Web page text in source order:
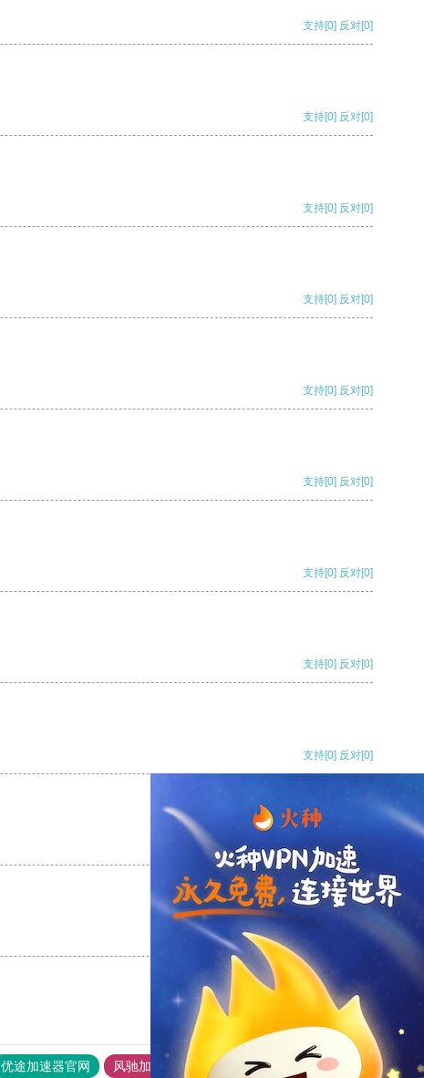
支持[0] 反对[0]
支持[0] 反对[0]
支持[0] 反对[0]
支持[0] 反对[0]
支持[0] 反对[0]
支持[0] 反对[0]
支持[0] 反对[0]
支持[0] 反对[0]
支持[0] 反对[0]
支持 反对
[0]
优途加速器官网 风驰加速器 旋风加速器